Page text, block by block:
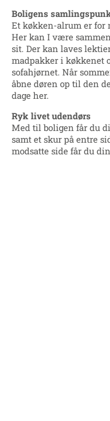
Boligens
Et køkken-alrum er for
Her kan I være
sit. Der kan laves
madpakker i køkkenet
sofahjørnet. Når
åbne døren op til den
dage her.
Ryk livet udendørs
Med til boligen får du
samt et skur på entre
modsatte side får du